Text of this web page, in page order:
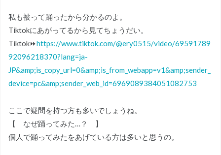
私も被って踊ったから分かるのよ。
Tiktokにあがってるから見てちょうだい。
Tiktok⏩https://www.tiktok.com/@ery0515/video/69591789
92096218370?lang=ja-
JP&amp;is_copy_url=0&amp;is_from_webapp=v1&amp;sender_
device=pc&amp;sender_web_id=6969089384051082753
ここで疑問を持つ方も多いでしょうね。
【 なぜ踊ってみた…？ 】
個人で踊ってみたをあげている方は多いと思うの。